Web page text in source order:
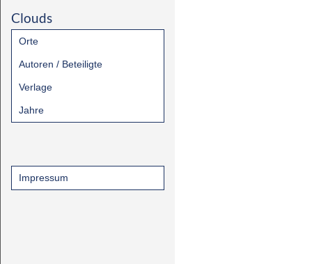
Clouds
Orte
Autoren / Beteiligte
Verlage
Jahre
Impressum